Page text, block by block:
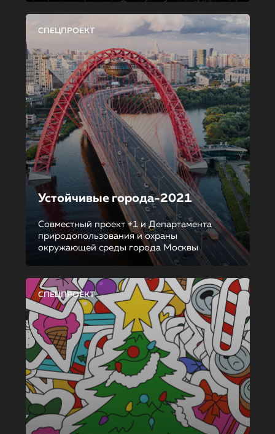
СПЕЦПРОЕКТ
Устойчивые города-2021
Совместный проект +1 и Департамента
природопользования и охраны
окружающей среды города Москвы
СПЕЦПРОЕКТ